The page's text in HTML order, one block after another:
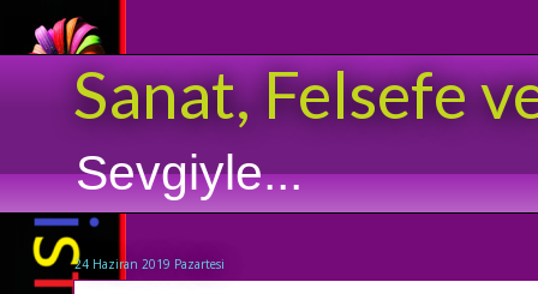
Sanat, Felsefe
Sevgiyle...
24 Haziran 2019 Pazartesi